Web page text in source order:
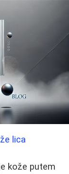
lica
kože putem